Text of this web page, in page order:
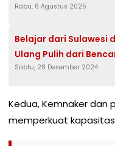
Rabu, 6 Agustus 2025
Belajar dari Sulawesi
Ulang Pulih dari
Sabtu, 28 Desember 2024
Kedua, Kemnaker dan
memperkuat